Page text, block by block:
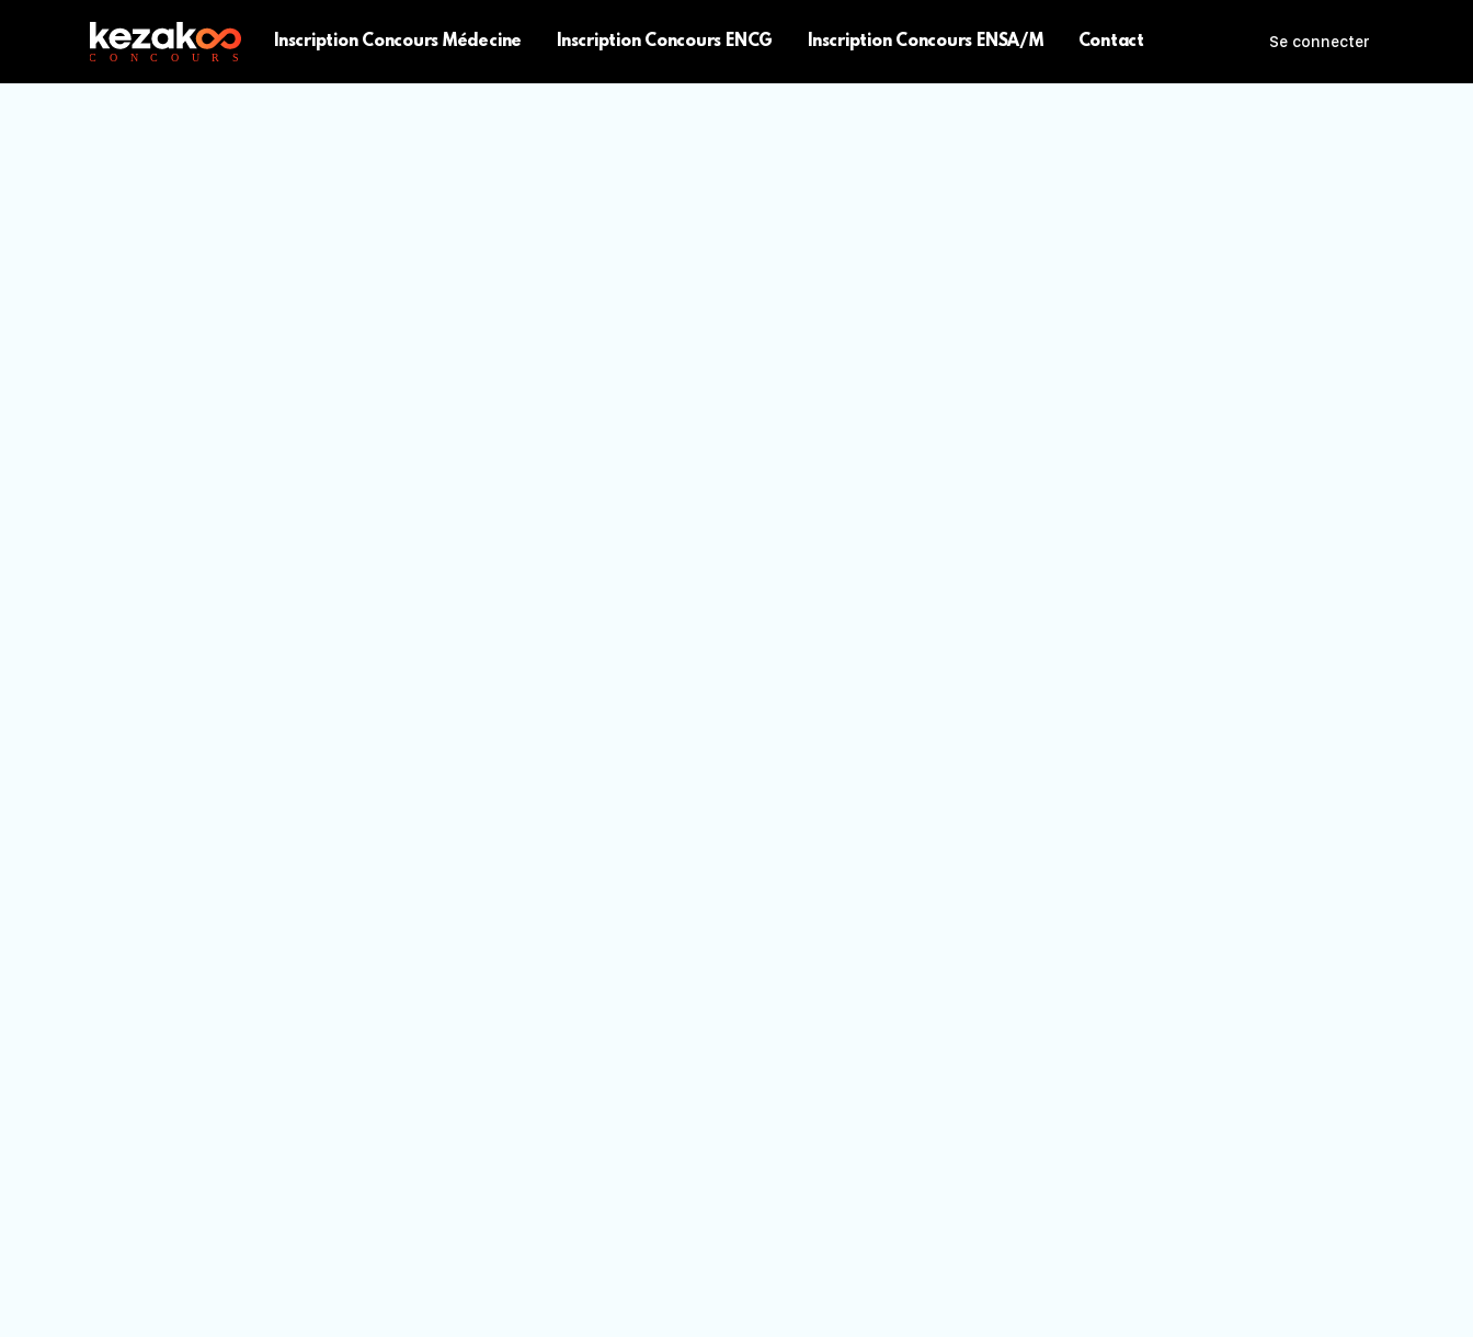
Inscription Concours Médecine Inscription Concours ENCG Inscription Concours ENSA/M Contact Se connecter